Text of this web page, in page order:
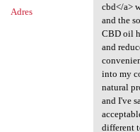
Adres
cbd</a>
and the
CBD oil
and
into my
natural
and I've
different